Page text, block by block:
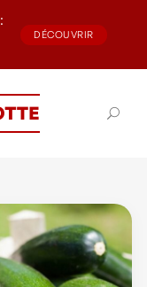
DÉCOUVRIR